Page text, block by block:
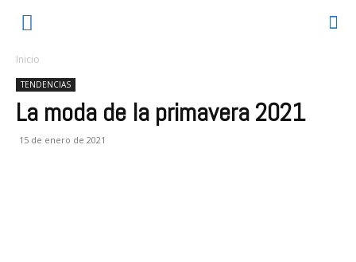
Inicio
TENDENCIAS
La moda de la primavera 2021
15 de enero de 2021